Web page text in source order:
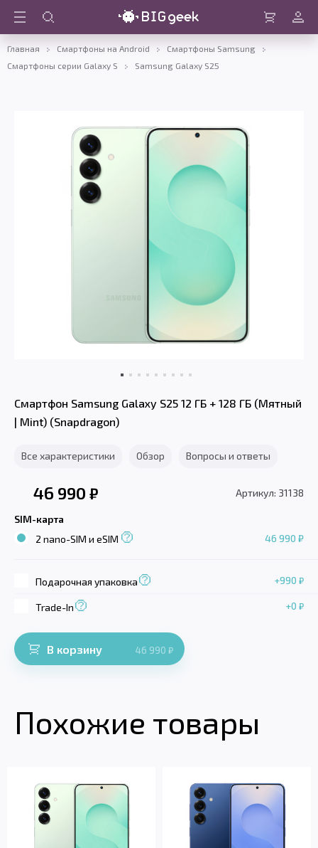
Войти
Главная Смартфоны на Android
Смартфоны Samsung
Смартфоны серии Galaxy S
Samsung Galaxy S25
Смартфон Samsung Galaxy S25 12 ГБ + 128 ГБ (Мятный
| Mint) (Snapdragon)
Все характеристики Обзор Вопросы и ответы
46 990 ₽ Артикул: 31138
SIM-карта
2 nano-SIM и eSIM
46 990 ₽
Подарочная упаковка +990 ₽
Trade-In +0 ₽
В корзину 46 990 ₽
Похожие товары